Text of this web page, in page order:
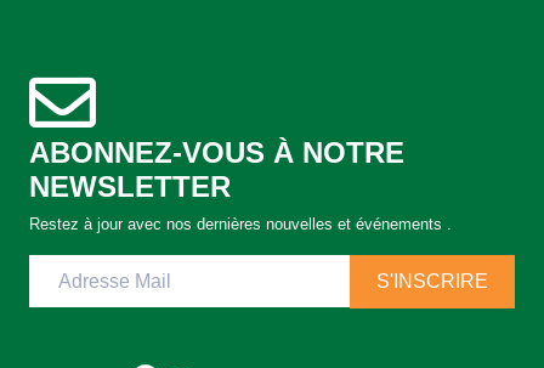
ABONNEZ-VOUS À NOTRE
NEWSLETTER
Restez à jour avec nos dernières nouvelles et événements .
S'INSCRIRE